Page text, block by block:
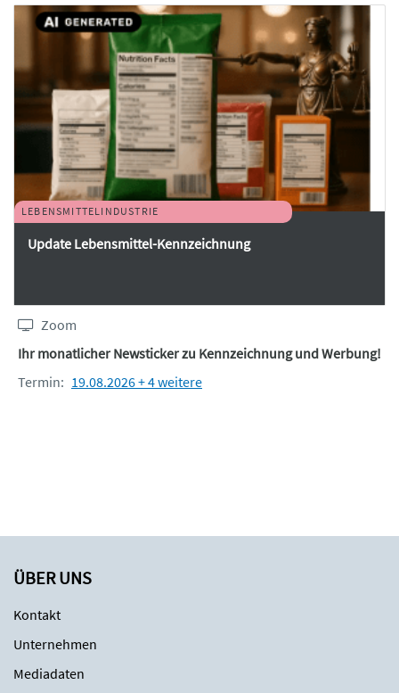
LEBENSMITTELINDUSTRIE
Update Lebensmittel-Kennzeichnung
Zoom
Ihr monatlicher Newsticker zu Kennzeichnung und Werbung!
Termin: 19.08.2026 + 4 weitere
ÜBER UNS
Kontakt
Unternehmen
Mediadaten